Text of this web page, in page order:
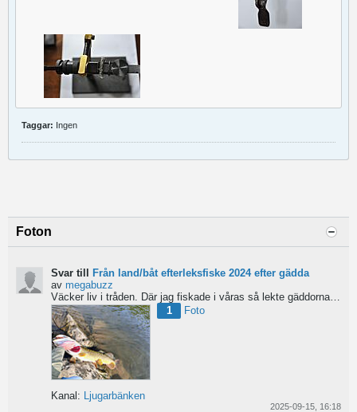
Taggar: Ingen
Foton
Svar till
Från land/båt efterleksfiske 2024 efter gädda
av megabuzz
Väcker liv i tråden. Där jag fiskade i våras så lekte gäddorna från början av mars hela vägen in i juni...
1
Foto
Kanal: Ljugarbänken
2025-09-15, 16:18